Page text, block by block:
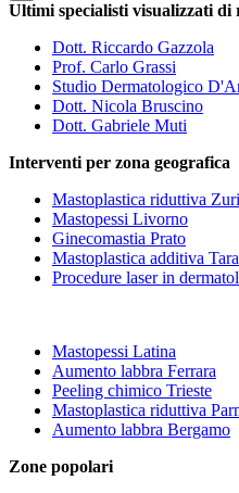
Ultimi specialisti visualizzati di
Dott. Riccardo Gazzola
Prof. Carlo Grassi
Studio Dermatologico
Dott. Nicola Bruscino
Dott. Gabriele Muti
Interventi per zona geografica
Mastoplastica riduttiva
Mastopessi Livorno
Ginecomastia Prato
Mastoplastica additiva
Procedure laser in
Mastopessi Latina
Aumento labbra Ferrara
Peeling chimico Trieste
Mastoplastica riduttiva
Aumento labbra Bergamo
Zone popolari